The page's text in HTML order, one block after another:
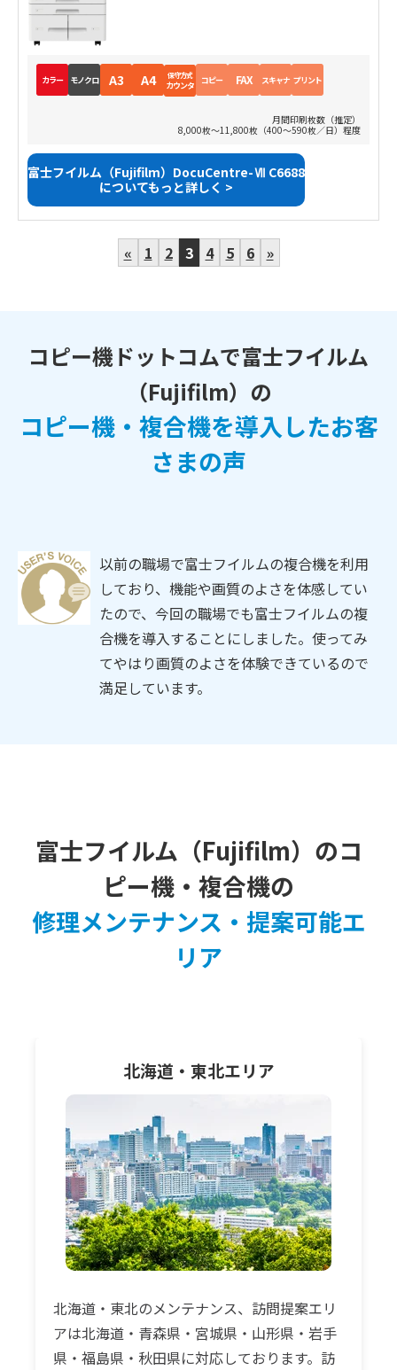
カラー モノクロ A3 A4 保守方式
カウンタ コピー FAX スキャナ プリント
月間印刷枚数（推定）
8,000枚～11,800枚（400～590枚／日）程度
富士フイルム（Fujifilm）DocuCentre-Ⅶ C6688
についてもっと詳しく >
« 1 2 3 4 5 6 »
コピー機ドットコムで富士フイルム
（Fujifilm）の
コピー機・複合機を導入したお客
さまの声
以前の職場で富士フイルムの複合機を利用
しており、機能や画質のよさを体感してい
たので、今回の職場でも富士フイルムの複
合機を導入することにしました。使ってみ
てやはり画質のよさを体験できているので
満足しています。
富士フイルム（Fujifilm）のコ
ピー機・複合機の
修理メンテナンス・提案可能エ
リア
北海道・東北エリア
北海道・東北のメンテナンス、訪問提案エリ
アは北海道・青森県・宮城県・山形県・岩手
県・福島県・秋田県に対応しております。訪